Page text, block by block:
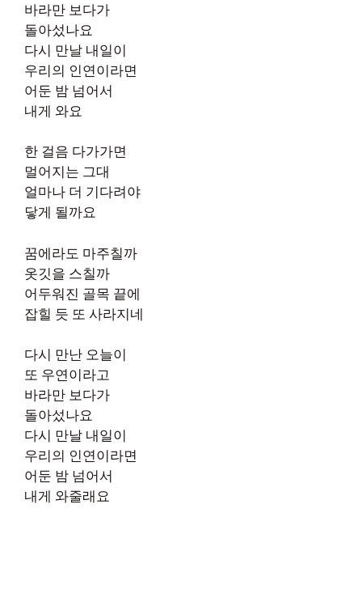
바라만 보다가
돌아섰나요
다시 만날 내일이
우리의 인연이라면
어둔 밤 넘어서
내게 와요
한 걸음 다가가면
멀어지는 그대
얼마나 더 기다려야
닿게 될까요
꿈에라도 마주칠까
옷깃을 스칠까
어두워진 골목 끝에
잡힐 듯 또 사라지네
다시 만난 오늘이
또 우연이라고
바라만 보다가
돌아섰나요
다시 만날 내일이
우리의 인연이라면
어둔 밤 넘어서
내게 와줄래요